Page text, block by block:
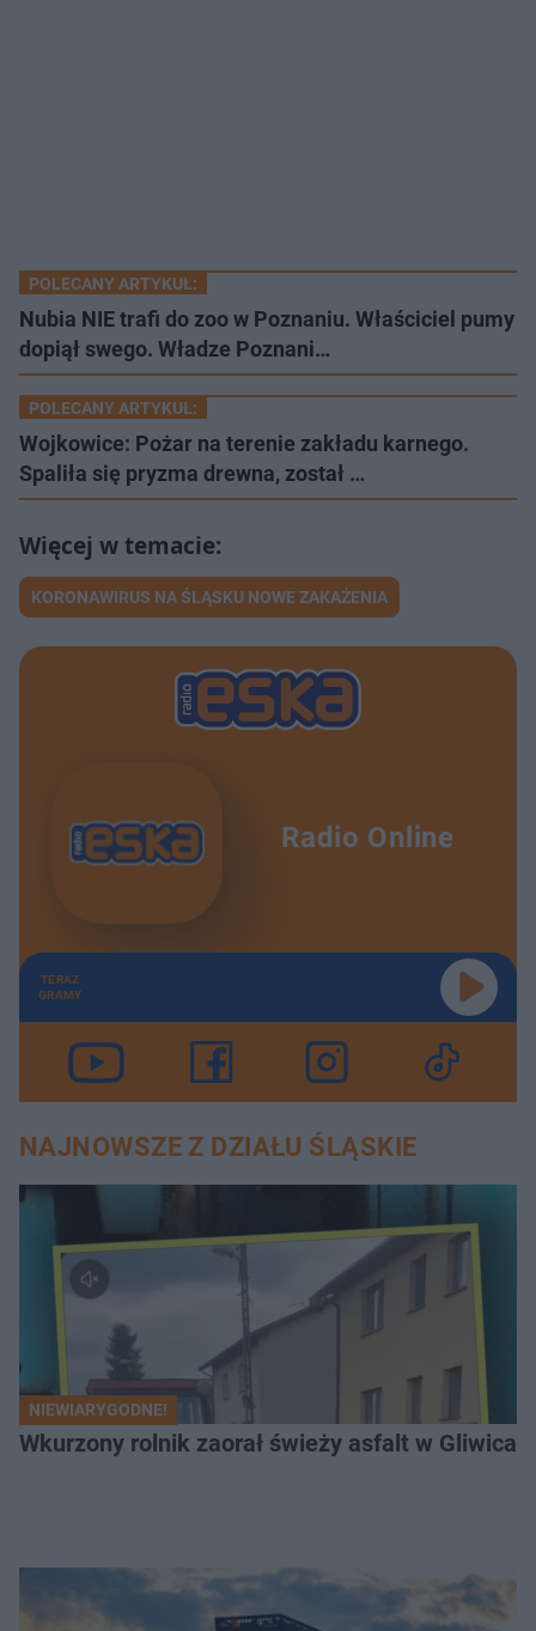
POLECANY ARTYKUŁ:
Nubia NIE trafi do zoo w Poznaniu. Właściciel pumy
dopiął swego. Władze Poznani…
POLECANY ARTYKUŁ:
Wojkowice: Pożar na terenie zakładu karnego.
Spaliła się pryzma drewna, został …
KORONAWIRUS NA ŚLĄSKU NOWE ZAKAŻENIA
Radio Online
TERAZ
GRAMY
NAJNOWSZE Z DZIAŁU ŚLĄSKIE
NIEWIARYGODNE!
Wkurzony rolnik zaorał świeży asfalt w